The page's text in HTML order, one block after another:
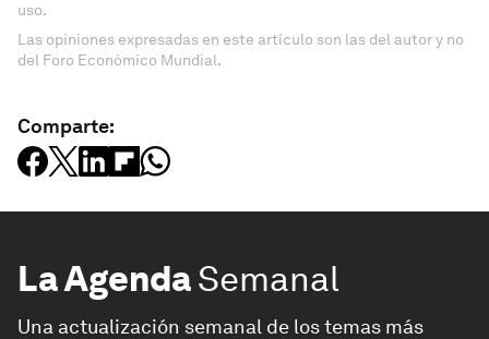
uso.
Las opiniones expresadas en este artículo son las del autor y no
del Foro Económico Mundial.
Comparte:
La AgendaSemanal
Una actualización semanal de los temas más